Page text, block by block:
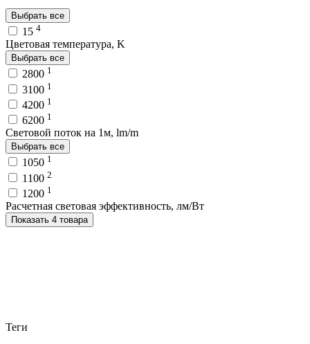
Выбрать все
15 4
Цветовая температура, K
Выбрать все
2800 1
3100 1
4200 1
6200 1
Световой поток на 1м, lm/m
Выбрать все
1050 1
1100 2
1200 1
Расчетная световая эффективность, лм/Вт
Показать 4 товара
Теги